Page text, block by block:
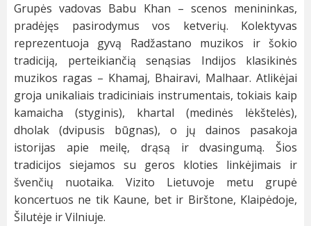
Grupės vadovas Babu Khan – scenos menininkas,
pradėjęs pasirodymus vos ketverių. Kolektyvas
reprezentuoja gyvą Radžastano muzikos ir šokio
tradiciją, perteikiančią senąsias Indijos klasikinės
muzikos ragas – Khamaj, Bhairavi, Malhaar. Atlikėjai
groja unikaliais tradiciniais instrumentais, tokiais kaip
kamaicha (styginis), khartal (medinės lėkštelės),
dholak (dvipusis būgnas), o jų dainos pasakoja
istorijas apie meilę, drąsą ir dvasingumą. Šios
tradicijos siejamos su geros kloties linkėjimais ir
švenčių nuotaika. Vizito Lietuvoje metu grupė
koncertuos ne tik Kaune, bet ir Birštone, Klaipėdoje,
Šilutėje ir Vilniuje.